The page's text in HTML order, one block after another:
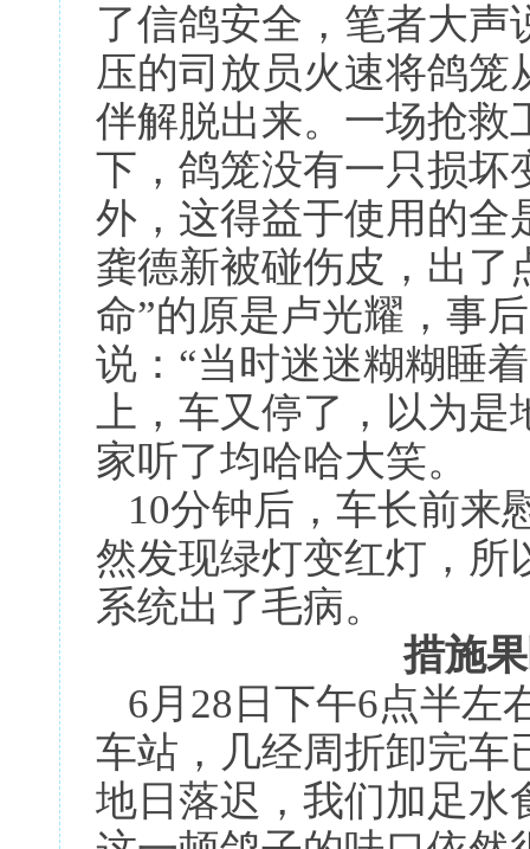
了信鸽安全，笔者大声
压的司放员火速将鸽笼
伴解脱出来。一场抢救
下，鸽笼没有一只损坏
外，这得益于使用的全
龚德新被碰伤皮，出了
命”的原是卢光耀，事
说：“当时迷迷糊糊睡
上，车又停了，以为是
家听了均哈哈大笑。
10分钟后，车长前来
然发现绿灯变红灯，所
系统出了毛病。
措施
6月28日下午6点半左
车站，几经周折卸完车
地日落迟，我们加足水